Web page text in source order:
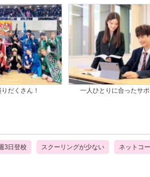
だくさん！ 一人ひとりに合ったサポ
3日登校 スクーリングが少ない ネットコ